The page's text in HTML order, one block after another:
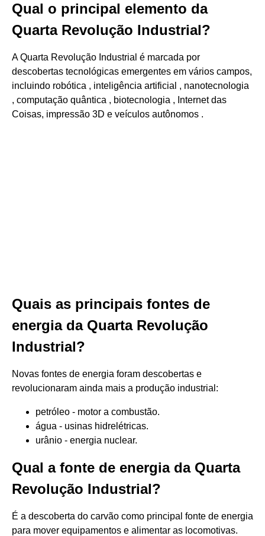
Qual o principal elemento da
Quarta Revolução Industrial?
A Quarta Revolução Industrial é marcada por
descobertas tecnológicas emergentes em vários campos,
incluindo robótica , inteligência artificial , nanotecnologia
, computação quântica , biotecnologia , Internet das
Coisas, impressão 3D e veículos autônomos .
Quais as principais fontes de
energia da Quarta Revolução
Industrial?
Novas fontes de energia foram descobertas e
revolucionaram ainda mais a produção industrial:
petróleo - motor a combustão.
água - usinas hidrelétricas.
urânio - energia nuclear.
Qual a fonte de energia da Quarta
Revolução Industrial?
É a descoberta do carvão como principal fonte de energia
para mover equipamentos e alimentar as locomotivas.